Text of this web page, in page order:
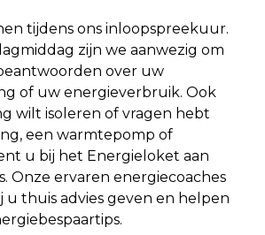
tijdens ons inloopspreekuur.
zijn we aanwezig om
over uw
of uw energieverbruik. Ook
wilt isoleren of vragen hebt
een warmtepomp of
u bij het Energieloket aan
Onze ervaren energiecoaches
u thuis advies geven en helpen